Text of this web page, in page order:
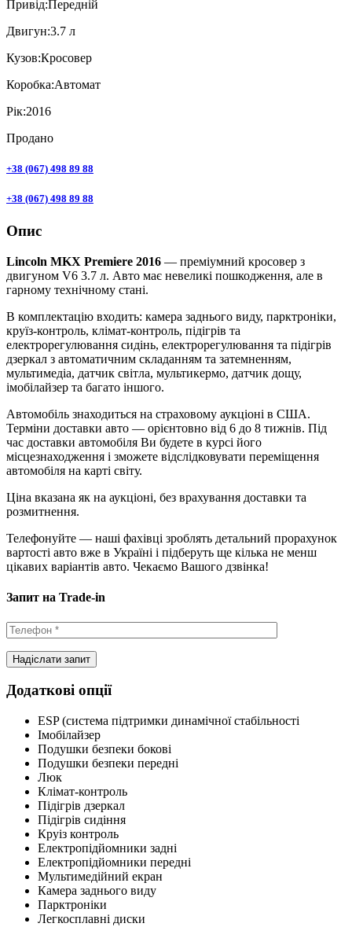
Привiд:Передній
Двигун:3.7 л
Кузов:Кросовер
Коробка:Автомат
Рік:2016
Продано
+38 (067) 498 89 88
+38 (067) 498 89 88
Опис
Lincoln MKX Premiere 2016 — преміумний кросовер з
двигуном V6 3.7 л. Авто має невеликі пошкодження, але в
гарному технічному стані.
В комплектацію входить: камера заднього виду, парктроніки,
круїз-контроль, клімат-контроль, підігрів та
електрорегулювання сидінь, електрорегулювання та підігрів
дзеркал з автоматичним складанням та затемненням,
мультимедіа, датчик світла, мультикермо, датчик дощу,
імобілайзер та багато іншого.
Автомобіль знаходиться на страховому аукціоні в США.
Терміни доставки авто — орієнтовно від 6 до 8 тижнів. Під
час доставки автомобіля Ви будете в курсі його
місцезнаходження і зможете відслідковувати переміщення
автомобіля на карті світу.
Ціна вказана як на аукціоні, без врахування доставки та
розмитнення.
Телефонуйте — наші фахівці зроблять детальний прорахунок
вартості авто вже в Україні і підберуть ще кілька не менш
цікавих варіантів авто. Чекаємо Вашого дзвінка!
Запит на Trade-in
Додаткові опції
ESP (система підтримки динамічної стабільності
Імобілайзер
Подушки безпеки бокові
Подушки безпеки передні
Люк
Клімат-контроль
Підігрів дзеркал
Підігрів сидіння
Круіз контроль
Електропідйомники задні
Електропідйомники передні
Мультимедійний екран
Камера заднього виду
Парктроніки
Легкосплавні диски